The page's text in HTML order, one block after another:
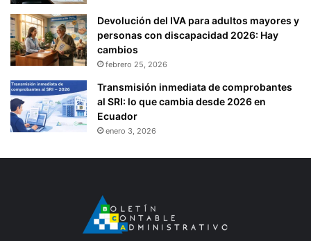
Devolución del IVA para adultos mayores y
personas con discapacidad 2026: Hay
cambios
febrero 25, 2026
Transmisión inmediata de comprobantes
al SRI: lo que cambia desde 2026 en
Ecuador
enero 3, 2026